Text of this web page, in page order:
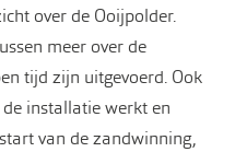
over de Ooijpolder.
meer over de
tijd zijn uitgevoerd. Ook
installatie werkt en
van de zandwinning,